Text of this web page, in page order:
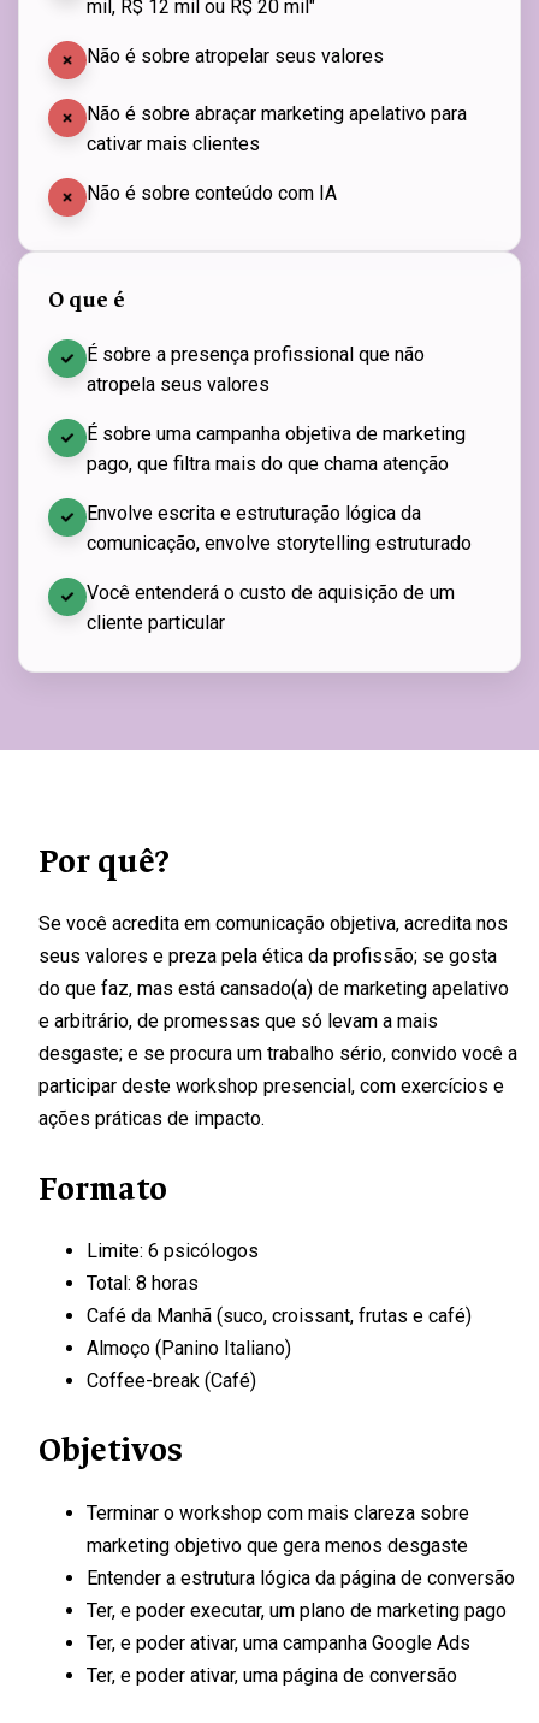
mil, R$ 12 mil ou R$ 20 mil"
Não é sobre atropelar seus valores
Não é sobre abraçar marketing apelativo para
cativar mais clientes
Não é sobre conteúdo com IA
O que é
É sobre a presença profissional que não
atropela seus valores
É sobre uma campanha objetiva de marketing
pago, que filtra mais do que chama atenção
Envolve escrita e estruturação lógica da
comunicação, envolve storytelling estruturado
Você entenderá o custo de aquisição de um
cliente particular
Por quê?
Se você acredita em comunicação objetiva, acredita nos
seus valores e preza pela ética da profissão; se gosta
do que faz, mas está cansado(a) de marketing apelativo
e arbitrário, de promessas que só levam a mais
desgaste; e se procura um trabalho sério, convido você a
participar deste workshop presencial, com exercícios e
ações práticas de impacto.
Formato
Limite: 6 psicólogos
Total: 8 horas
Café da Manhã (suco, croissant, frutas e café)
Almoço (Panino Italiano)
Coffee-break (Café)
Objetivos
Terminar o workshop com mais clareza sobre
marketing objetivo que gera menos desgaste
Entender a estrutura lógica da página de conversão
Ter, e poder executar, um plano de marketing pago
Ter, e poder ativar, uma campanha Google Ads
Ter, e poder ativar, uma página de conversão